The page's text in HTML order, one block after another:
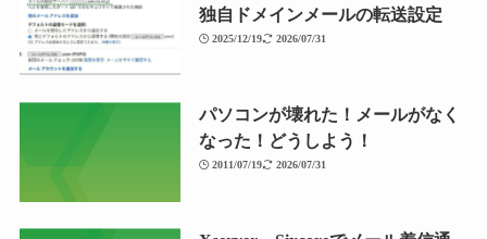
独自ドメインメールの転送設定
2025/12/19 2026/07/31
パソコンが壊れた！メールがなく
なった！どうしよう！
2011/07/19 2026/07/31